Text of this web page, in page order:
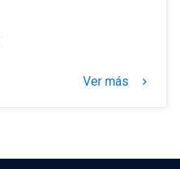
Ver más keyboard_arrow_right